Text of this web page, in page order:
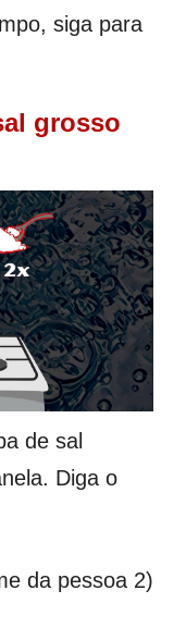
siga para
grosso
de sal
Diga o
da pessoa 2)